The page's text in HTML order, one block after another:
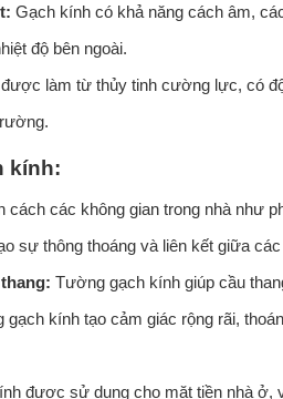
Gạch kính có khả năng cách âm,
độ bên ngoài.
làm từ thủy tinh cường lực, có
kính:
cách các không gian trong nhà như
sự thông thoáng và liên kết giữa
Tường gạch kính giúp cầu
gạch kính tạo cảm giác rộng rãi,
được sử dụng cho mặt tiền nhà ở,